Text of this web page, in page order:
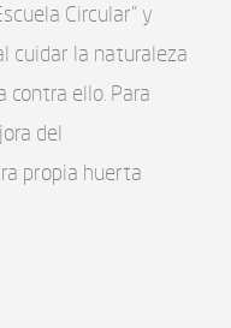
Circular” y
cuidar la naturaleza
contra ello. Para
del
propia huerta